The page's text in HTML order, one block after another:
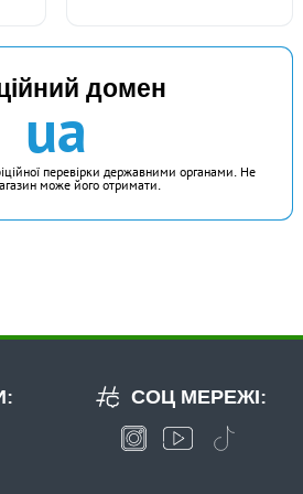
домен
ua
перевірки державними органами. Не
може його отримати.
СОЦ МЕРЕЖІ: